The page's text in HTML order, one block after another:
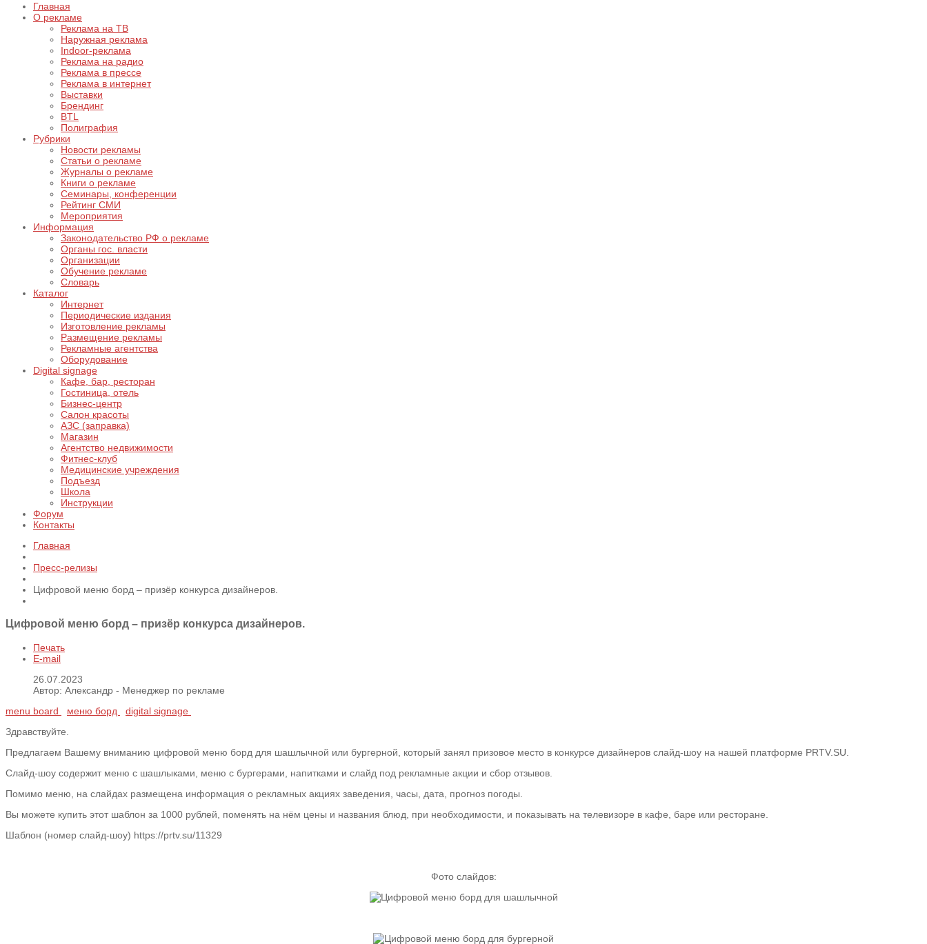
Главная
О рекламе
Реклама на ТВ
Наружная реклама
Indoor-реклама
Реклама на радио
Реклама в прессе
Реклама в интернет
Выставки
Брендинг
BTL
Полиграфия
Рубрики
Новости рекламы
Статьи о рекламе
Журналы о рекламе
Книги о рекламе
Семинары, конференции
Рейтинг СМИ
Мероприятия
Информация
Законодательство РФ о рекламе
Органы гос. власти
Организации
Обучение рекламе
Словарь
Каталог
Интернет
Периодические издания
Изготовление рекламы
Размещение рекламы
Рекламные агентства
Оборудование
Digital signage
Кафе, бар, ресторан
Гостиница, отель
Бизнес-центр
Салон красоты
АЗС (заправка)
Магазин
Агентство недвижимости
Фитнес-клуб
Медицинские учреждения
Подъезд
Школа
Инструкции
Форум
Контакты
Главная
Пресс-релизы
Цифровой меню борд – призёр конкурса дизайнеров.
Цифровой меню борд – призёр конкурса дизайнеров.
Печать
E-mail
26.07.2023
Автор: Александр - Менеджер по рекламе
menu board
меню борд
digital signage
Здравствуйте.
Предлагаем Вашему вниманию цифровой меню борд для шашлычной или бургерной, который занял призовое место в конкурсе дизайнеров слайд-шоу на нашей платформе PRTV.SU.
Слайд-шоу содержит меню с шашлыками, меню с бургерами, напитками и слайд под рекламные акции и сбор отзывов.
Помимо меню, на слайдах размещена информация о рекламных акциях заведения, часы, дата, прогноз погоды.
Вы можете купить этот шаблон за 1000 рублей, поменять на нём цены и названия блюд, при необходимости, и показывать на телевизоре в кафе, баре или ресторане.
Шаблон (номер слайд-шоу) https://prtv.su/11329
Фото слайдов: